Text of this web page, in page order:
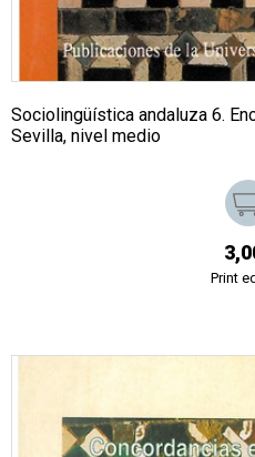
Sociolingüística andaluza 6.
Sevilla, nivel medio
Print